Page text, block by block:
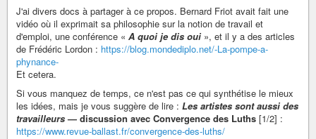
J'ai divers docs à partager à ce propos. Bernard Friot avait fait une
vidéo où il exprimait sa philosophie sur la notion de travail et
d'emploi, une conférence « A quoi je dis oui », et il y a des articles
de Frédéric Lordon : https://blog.mondediplo.net/-La-pompe-a-
phynance-
Et cetera.
Si vous manquez de temps, ce n'est pas ce qui synthétise le mieux
les idées, mais je vous suggère de lire : Les artistes sont aussi des
travailleurs — discussion avec Convergence des Luths [1/2] :
https://www.revue-ballast.fr/convergence-des-luths/